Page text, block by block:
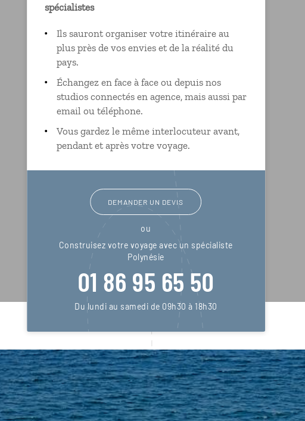
spécialistes
Ils sauront organiser votre itinéraire au
plus près de vos envies et de la réalité du
pays.
Échangez en face à face ou depuis nos
studios connectés en agence, mais aussi par
email ou téléphone.
Vous gardez le même interlocuteur avant,
pendant et après votre voyage.
DEMANDER UN DEVIS
ou
Construisez votre voyage avec un spécialiste
Polynésie
01 86 95 65 50
Du lundi au samedi de 09h30 à 18h30